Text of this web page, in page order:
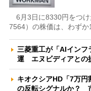
6月3日に8330円をつけ
7564）の株価は、わず
三菱重工が「AIインフ
運 エヌビディアとの
キオクシアHD「7万
の反転シグナルか？